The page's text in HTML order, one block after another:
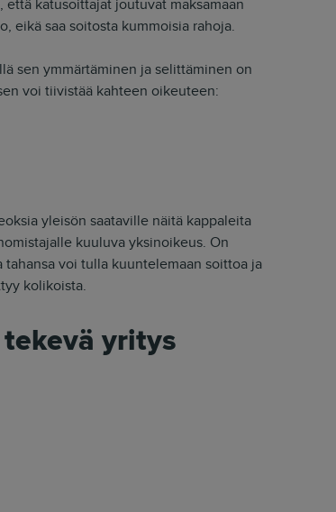
eikä saa soitosta kummoisia rahoja.
sen ymmärtäminen ja selittäminen on
voi tiivistää kahteen oikeuteen:
yleisön saataville näitä kappaleita
kuuluva yksinoikeus. On
voi tulla kuuntelemaan soittoa ja
kolikoista.
yritys